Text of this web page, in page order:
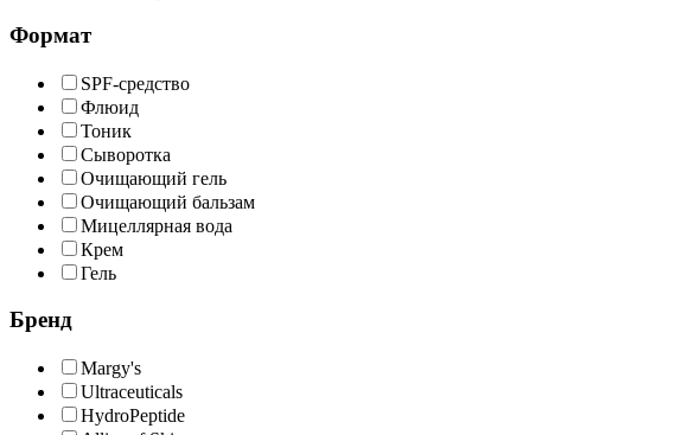
Формат
SPF-средство
Флюид
Тоник
Сыворотка
Очищающий гель
Очищающий бальзам
Мицеллярная вода
Крем
Гель
Бренд
Margy's
Ultraceuticals
HydroPeptide